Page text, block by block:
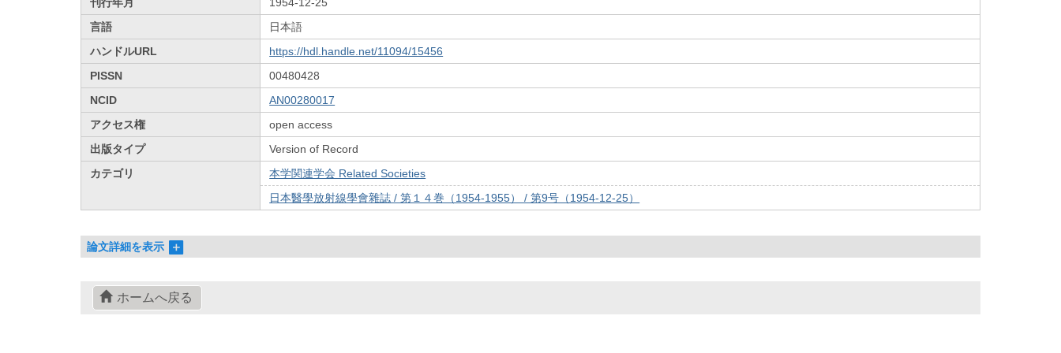
言語
日本語
ハンドルURL
https://hdl.handle.net/11094/15456
PISSN
00480428
NCID
AN00280017
アクセス権
open access
出版タイプ
Version of Record
カテゴリ
本学関連学会 Related Societies
日本醫學放射線學會雜誌 / 第１４巻（1954-1955） / 第9号（1954-12-25）
論文詳細を表示
ホームへ戻る